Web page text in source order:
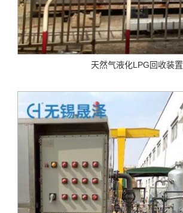
天然气液化LPG回收装置